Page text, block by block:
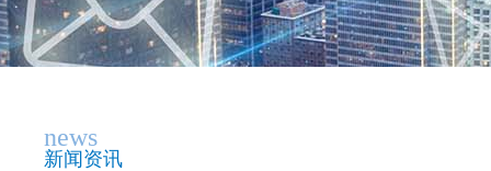
news
新闻资讯